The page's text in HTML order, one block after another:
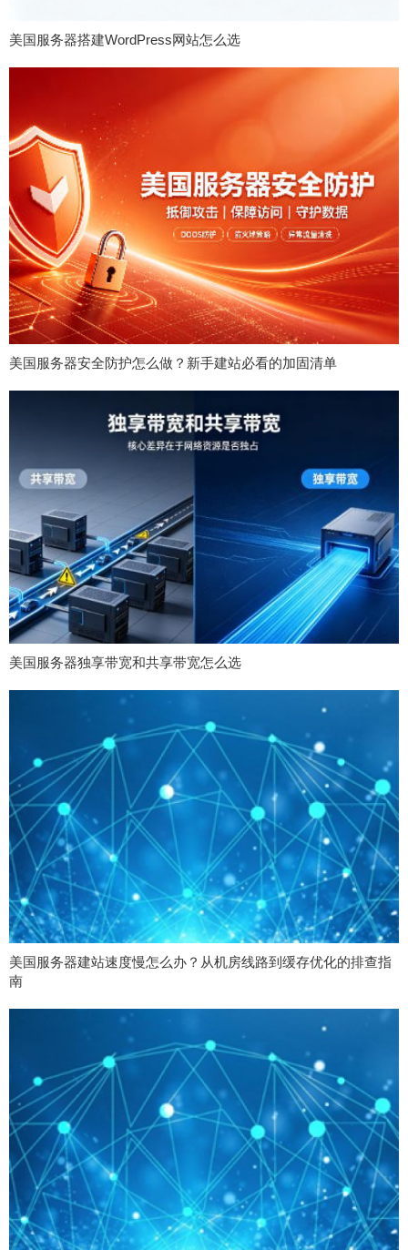
美国服务器搭建WordPress网站怎么选
美国服务器安全防护怎么做？新手建站必看的加固清单
美国服务器独享带宽和共享带宽怎么选
美国服务器建站速度慢怎么办？从机房线路到缓存优化的排查指
南